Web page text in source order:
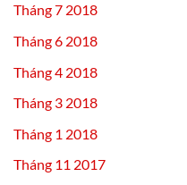
Tháng 7 2018
Tháng 6 2018
Tháng 4 2018
Tháng 3 2018
Tháng 1 2018
Tháng 11 2017